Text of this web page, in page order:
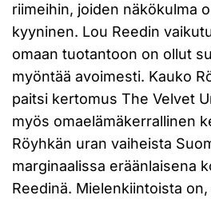
riimeihin, joiden näkökulma
kyyninen. Lou Reedin
omaan tuotantoon on ollut
myöntää avoimesti. Kauko
paitsi kertomus The Velvet
myös omaelämäkerrallinen
Röyhkän uran vaiheista
marginaalissa eräänlaisena
Reedinä. Mielenkiintoista